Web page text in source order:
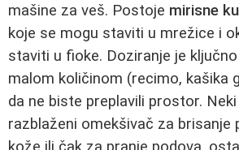
mašine za veš. Postoje mirisne
koje se mogu staviti u mrežice i
staviti u fioke. Doziranje je
malom količinom (recimo, kašika
da ne biste preplavili prostor.
razblaženi omekšivač za brisanje